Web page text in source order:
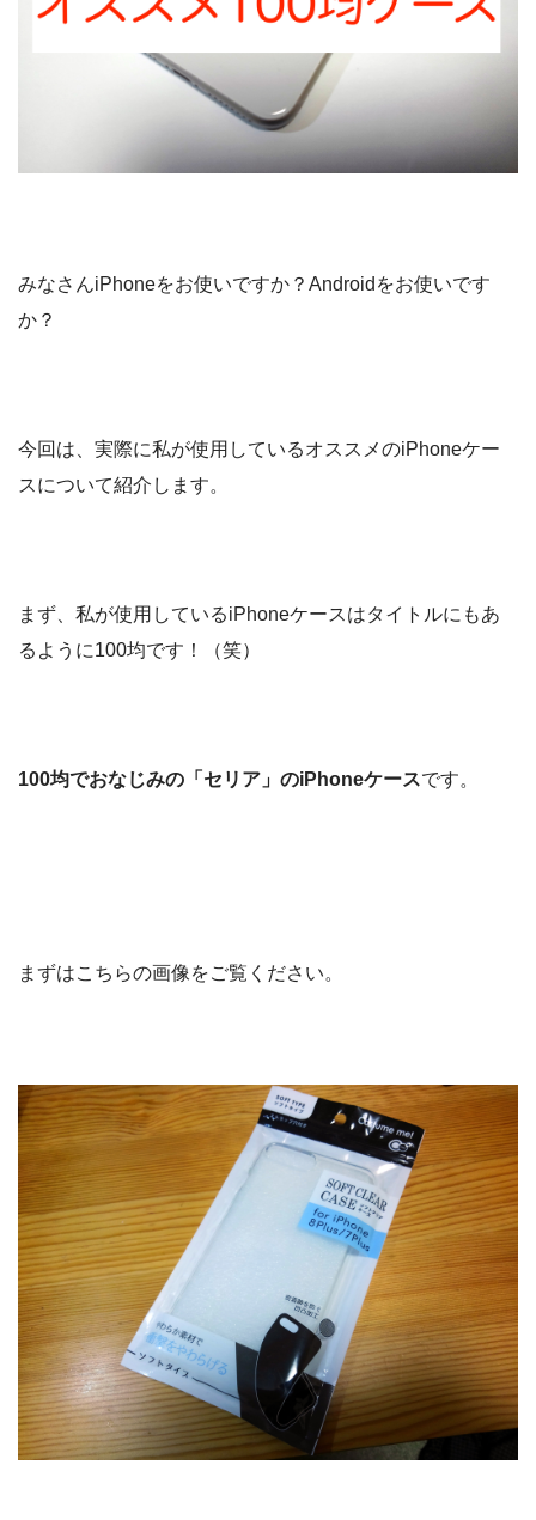
みなさんiPhoneをお使いですか？Androidをお使いです
か？
今回は、実際に私が使用しているオススメのiPhoneケー
スについて紹介します。
まず、私が使用しているiPhoneケースはタイトルにもあ
るように100均です！（笑）
100均でおなじみの「セリア」のiPhoneケースです。
まずはこちらの画像をご覧ください。